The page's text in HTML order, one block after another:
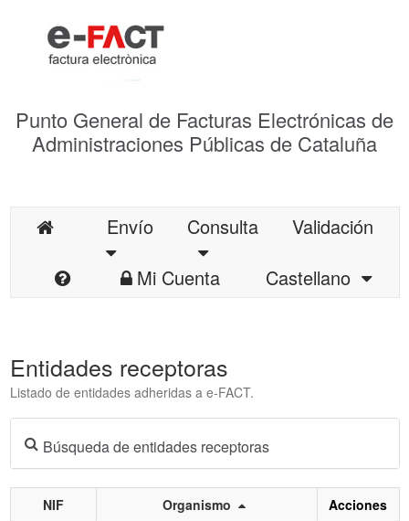
Punto General de Facturas Electrónicas de
Administraciones Públicas de Cataluña
Envío Consulta
Validación
Mi Cuenta
Castellano
Entidades receptoras
Listado de entidades adheridas a e-FACT.
Búsqueda de entidades receptoras
NIF Organismo
Acciones